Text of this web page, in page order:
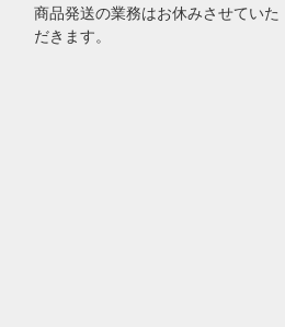
商品発送の業務はお休みさせていた
だきます。